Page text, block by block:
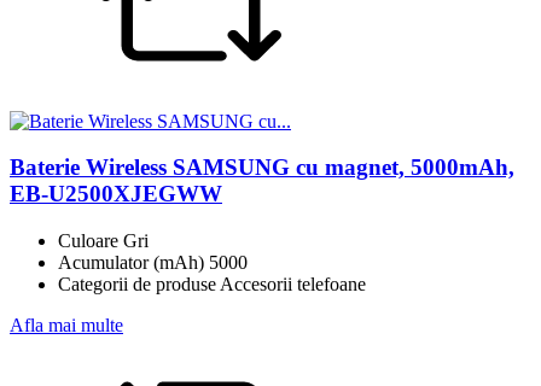
Baterie Wireless SAMSUNG cu magnet, 5000mAh,
EB-U2500XJEGWW
Culoare Gri
Acumulator (mAh) 5000
Categorii de produse Accesorii telefoane
Afla mai multe